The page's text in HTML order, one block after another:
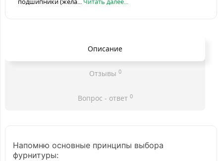
Описание
Отзывы 0
Вопрос - ответ 0
Напомню основные принципы выбора
фурнитуры: